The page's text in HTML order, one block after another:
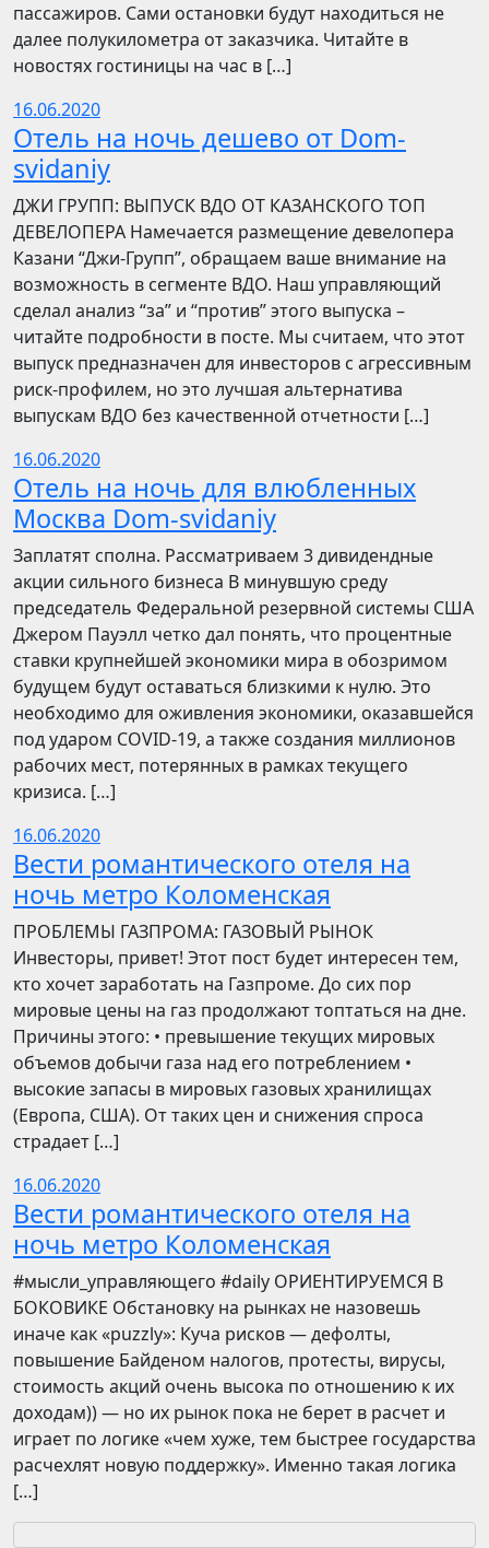
пассажиров. Сами остановки будут находиться не
далее полукилометра от заказчика. Читайте в
новостях гостиницы на час в […]
16.06.2020
Отель на ночь дешево от Dom-
svidaniy
​​ДЖИ ГРУПП: ВЫПУСК ВДО ОТ КАЗАНСКОГО ТОП
ДЕВЕЛОПЕРА Намечается размещение девелопера
Казани “Джи-Групп”, обращаем ваше внимание на
возможность в сегменте ВДО. Наш управляющий
сделал анализ “за” и “против” этого выпуска –
читайте подробности в посте. Мы считаем, что этот
выпуск предназначен для инвесторов с агрессивным
риск-профилем, но это лучшая альтернатива
выпускам ВДО без качественной отчетности […]
16.06.2020
Отель на ночь для влюбленных
Москва Dom-svidaniy
Заплатят сполна. Рассматриваем 3 дивидендные
акции сильного бизнеса В минувшую среду
председатель Федеральной резервной системы США
Джером Пауэлл четко дал понять, что процентные
ставки крупнейшей экономики мира в обозримом
будущем будут оставаться близкими к нулю. Это
необходимо для оживления экономики, оказавшейся
под ударом COVID-19, а также создания миллионов
рабочих мест, потерянных в рамках текущего
кризиса. […]
16.06.2020
Вести романтического отеля на
ночь метро Коломенская
ПРОБЛЕМЫ ГАЗПРОМА: ГАЗОВЫЙ РЫНОК
Инвесторы, привет! Этот пост будет интересен тем,
кто хочет заработать на Газпроме. До сих пор
мировые цены на газ продолжают топтаться на дне.
Причины этого: • превышение текущих мировых
объемов добычи газа над его потреблением •
высокие запасы в мировых газовых хранилищах
(Европа, США). От таких цен и снижения спроса
страдает […]
16.06.2020
Вести романтического отеля на
ночь метро Коломенская
​​#мысли_управляющего #daily ОРИЕНТИРУЕМСЯ В
БОКОВИКЕ Обстановку на рынках не назовешь
иначе как «puzzly»: Куча рисков — дефолты,
повышение Байденом налогов, протесты, вирусы,
стоимость акций очень высока по отношению к их
доходам)) — но их рынок пока не берет в расчет и
играет по логике «чем хуже, тем быстрее государства
расчехлят новую поддержку». Именно такая логика
[…]